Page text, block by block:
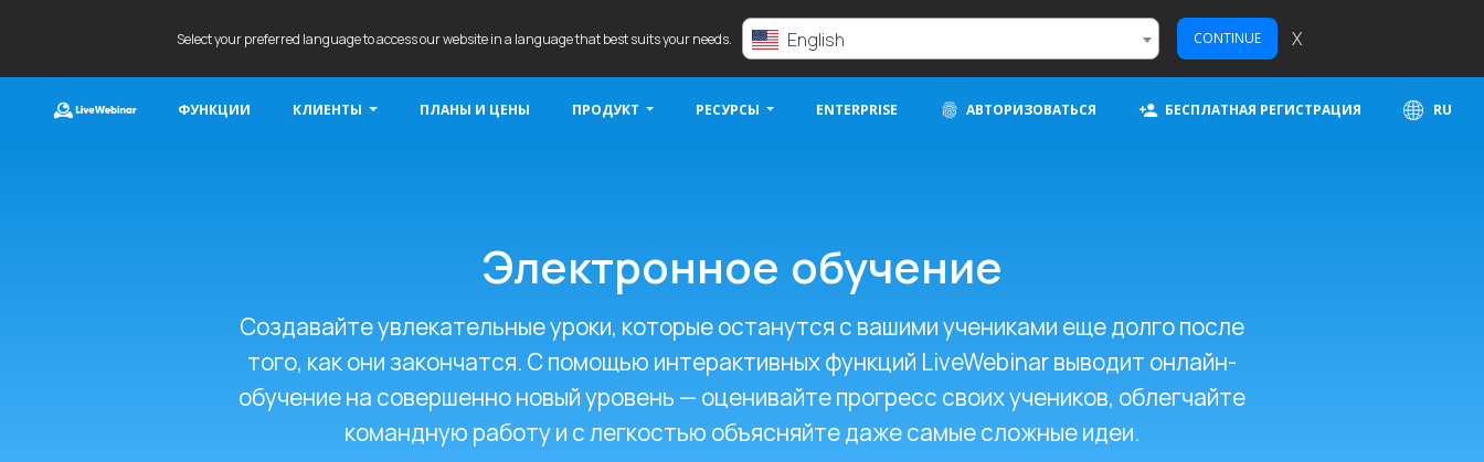
Select your preferred language to access our website in a language that best suits your needs. English CONTINUE X
ФУНКЦИИ КЛИЕНТЫ ПЛАНЫ И ЦЕНЫ ПРОДУКТ РЕСУРСЫ ENTERPRISE АВТОРИЗОВАТЬСЯ БЕСПЛАТНАЯ РЕГИСТРАЦИЯ RU
Электронное обучение
Создавайте увлекательные уроки, которые останутся с вашими учениками еще долго после
того, как они закончатся. С помощью интерактивных функций LiveWebinar выводит онлайн-
обучение на совершенно новый уровень — оценивайте прогресс своих учеников, облегчайте
командную работу и с легкостью объясняйте даже самые сложные идеи.